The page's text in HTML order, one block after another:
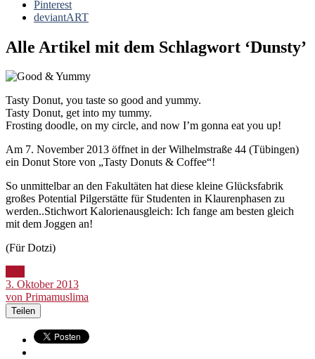
Pinterest
deviantART
Alle Artikel mit dem Schlagwort ‘Dunsty’
Tasty Donut, you taste so good and yummy.
Tasty Donut, get into my tummy.
Frosting doodle, on my circle, and now I’m gonna eat you up!
Am 7. November 2013 öffnet in der Wilhelmstraße 44 (Tübingen)
ein Donut Store von „Tasty Donuts & Coffee“!
So unmittelbar an den Fakultäten hat diese kleine Glücksfabrik
großes Potential Pilgerstätte für Studenten in Klaurenphasen zu
werden..Stichwort Kalorienausgleich: Ich fange am besten gleich
mit dem Joggen an!
(Für Dotzi)
3. Oktober 2013
von Primamuslima
Teilen